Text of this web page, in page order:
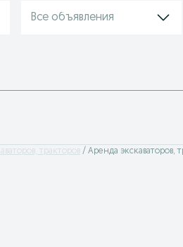
Все объявления
тракторов
Аренда экскаваторов,